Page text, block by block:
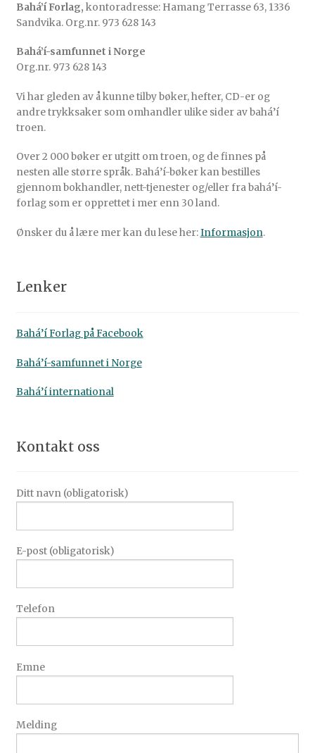
Bahá’í Forlag, kontoradresse: Hamang Terrasse 63, 1336
Sandvika. Org.nr. 973 628 143
Bahá’í-samfunnet i Norge
Org.nr. 973 628 143
Vi har gleden av å kunne tilby bøker, hefter, CD-er og
andre trykksaker som omhandler ulike sider av bahá’í
troen.
Over 2 000 bøker er utgitt om troen, og de finnes på
nesten alle større språk. Bahá’í-bøker kan bestilles
gjennom bokhandler, nett-tjenester og/eller fra bahá’í-
forlag som er opprettet i mer enn 30 land.
Ønsker du å lære mer kan du lese her:Informasjon.
Lenker
Bahá’í Forlag på Facebook
Bahá’í-samfunnet i Norge
Bahá’í international
Kontakt oss
Ditt navn (obligatorisk)
E-post (obligatorisk)
Telefon
Emne
Melding